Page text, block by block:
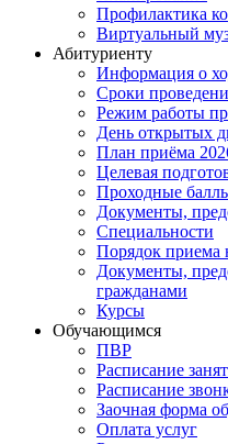
Профилактика
Виртуальный
Абитуриенту
Информация о
Сроки
Режим работы
День открытых
План приёма
Целевая
Проходные
Документы,
Специальности
Порядок приема
Документы,
гражданами
Курсы
Обучающимся
ПВР
Расписание
Расписание
Заочная форма
Оплата услуг